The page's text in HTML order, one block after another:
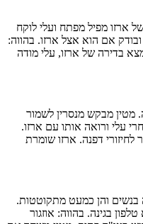
מפיל מפתח ועלי לוקח
אם הוא אצל ארזו. בהווה:
בדירה של ארזו, עלי מודה
מטין מבקש מנסרין לשמור
עלי ורואה אותו עם ארזו.
לחיזורי דפנה. ארזו שומרת
בנשים והן כמעט מתקוטטות.
בגינה. בהווה: אוזגור